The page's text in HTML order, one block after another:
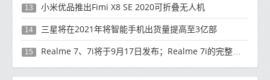
13 小米优品推出Fimi X8 SE 2020可折叠无人机
14 三星将在2021年将智能手机出货量提高至3亿部
15 Realme 7、7i将于9月17日发布；Realme 7i的完整规格并导致泄漏